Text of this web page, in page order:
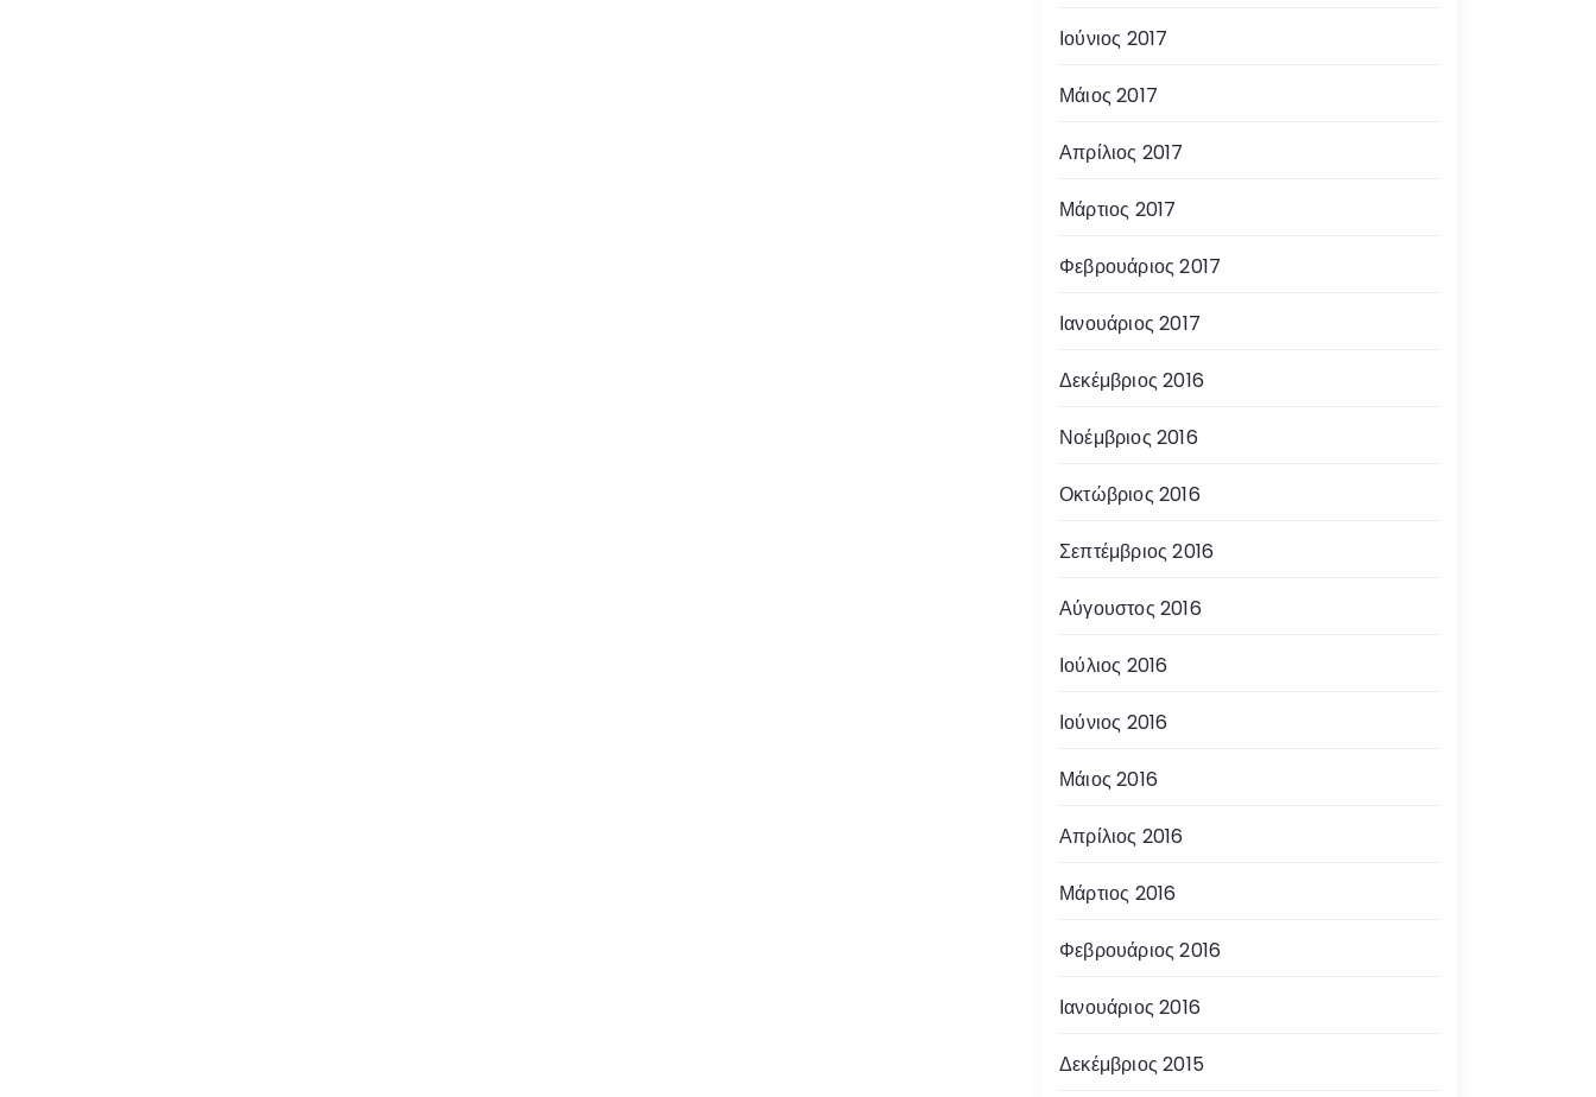
Ιούνιος 2017
Μάιος 2017
Απρίλιος 2017
Μάρτιος 2017
Φεβρουάριος 2017
Ιανουάριος 2017
Δεκέμβριος 2016
Νοέμβριος 2016
Οκτώβριος 2016
Σεπτέμβριος 2016
Αύγουστος 2016
Ιούλιος 2016
Ιούνιος 2016
Μάιος 2016
Απρίλιος 2016
Μάρτιος 2016
Φεβρουάριος 2016
Ιανουάριος 2016
Δεκέμβριος 2015